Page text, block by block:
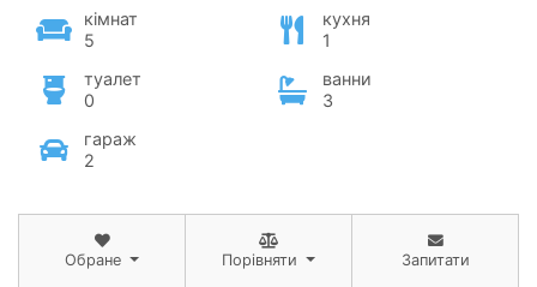
кімнат
5
кухня
1
туалет
0
ванни
3
гараж
2
Обране Порівняти Запитати